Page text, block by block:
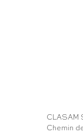
CLASAM
Chemin